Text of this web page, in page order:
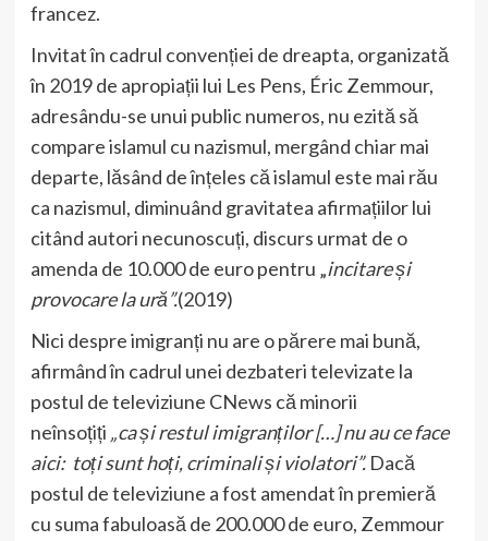
francez.
Invitat în cadrul convenției de dreapta, organizată
în 2019 de apropiații lui Les Pens, Éric Zemmour,
adresându-se unui public numeros, nu ezită să
compare islamul cu nazismul, mergând chiar mai
departe, lăsând de înțeles că islamul este mai rău
ca nazismul, diminuând gravitatea afirmațiilor lui
citând autori necunoscuți, discurs urmat de o
amenda de 10.000 de euro pentru „incitare și
provocare la ură”.(2019)
Nici despre imigranți nu are o părere mai bună,
afirmând în cadrul unei dezbateri televizate la
postul de televiziune CNews că minorii
neînsoțiți „ca și restul imigranților […] nu au ce face
aici: toți sunt hoți, criminali și violatori”. Dacă
postul de televiziune a fost amendat în premieră
cu suma fabuloasă de 200.000 de euro, Zemmour